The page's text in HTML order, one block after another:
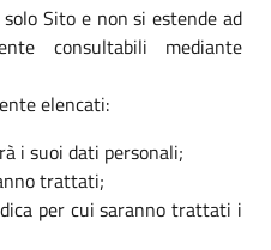
Sito e non si estende ad
consultabili mediante
elencati:
i suoi dati personali;
trattati;
per cui saranno trattati i